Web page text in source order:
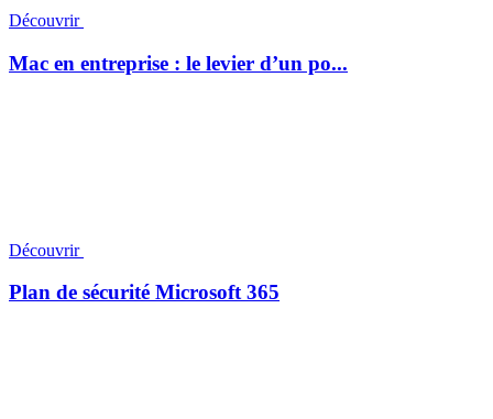
Découvrir
Mac en entreprise : le levier d’un po...
Découvrir
Plan de sécurité Microsoft 365